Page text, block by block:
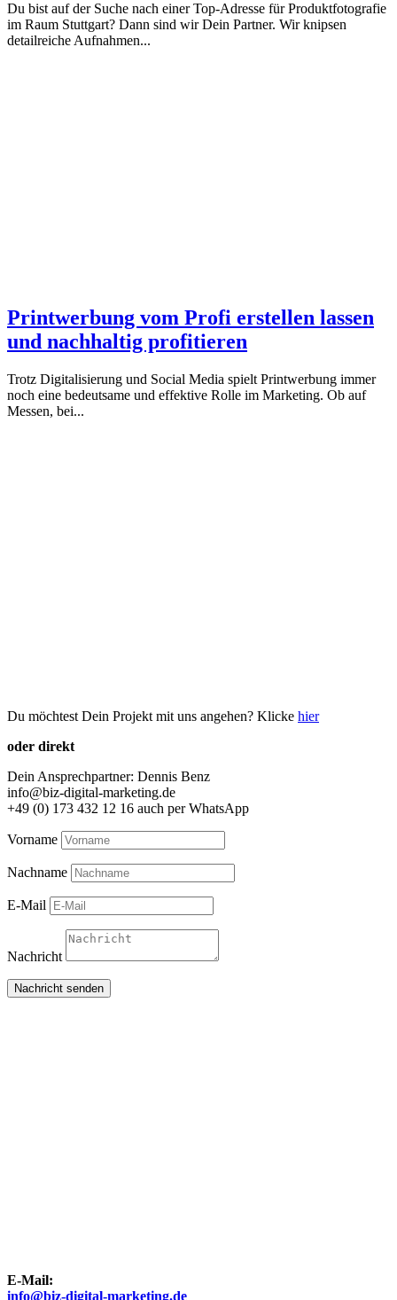
Du bist auf der Suche nach einer Top-Adresse für Produktfotografie
im Raum Stuttgart? Dann sind wir Dein Partner. Wir knipsen
detailreiche Aufnahmen...
Printwerbung vom Profi erstellen lassen
und nachhaltig profitieren
Trotz Digitalisierung und Social Media spielt Printwerbung immer
noch eine bedeutsame und effektive Rolle im Marketing. Ob auf
Messen, bei...
Du möchtest Dein Projekt mit uns angehen? Klicke hier
oder direkt
Dein Ansprechpartner: Dennis Benz
info@biz-digital-marketing.de
+49 (0) 173 432 12 16 auch per WhatsApp
Vorname
Nachname
E-Mail
Nachricht
Nachricht senden
E-Mail:
info@biz-digital-marketing.de